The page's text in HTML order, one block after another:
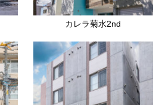
カレラ菊水2nd